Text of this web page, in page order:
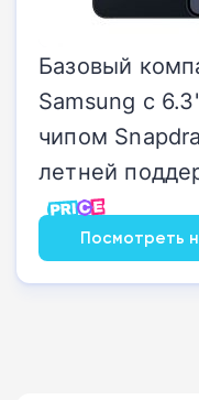
Базовый
Samsung с
чипом
летней
Посмотреть